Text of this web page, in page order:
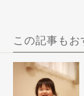
この記事もお